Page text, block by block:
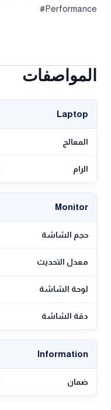
#Performance
المواصفات
Laptop
المعالج
الرام
Monitor
حجم الشاشة
معدل التحديث
لوحة الشاشة
دقة الشاشة
Information
ضمان